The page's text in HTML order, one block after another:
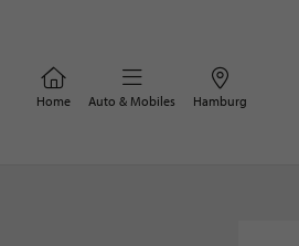
Home Auto & Mobiles Hamburg